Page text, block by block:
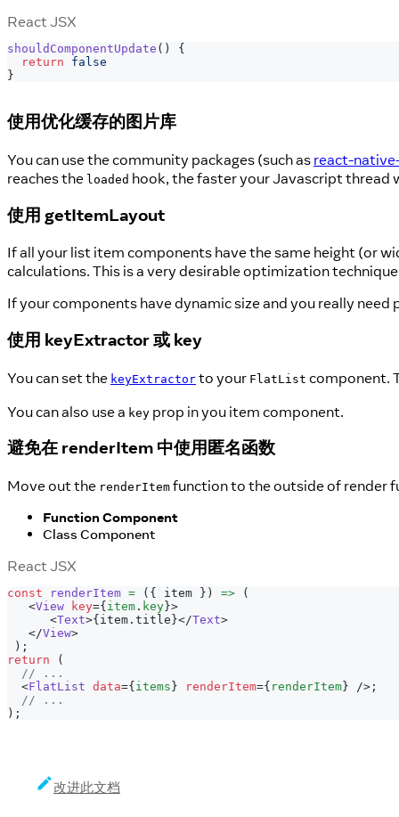
React JSX
shouldComponentUpdate ( )
{
return
false
}
使用优化缓存的图片库
You can use the community packages (such as react-
reaches the loaded hook, the faster your Javascript thread
使用 getItemLayout
If all your list item components have the same height (or
calculations. This is a very desirable optimization
If your components have dynamic size and you really
使用 keyExtractor 或 key
You can set the keyExtractor to your FlatList component.
You can also use a key prop in you item component.
避免在 renderItem 中使用匿名函数
Move out the renderItem function to the outside of render
Function Component
Class Component
React JSX
const renderItem = ( { item } ) =>
(
<View key={ item . key }>
<Text>{ item . title }</Text>
</View>
) ;
return
(
// ...
<FlatList data={ items } renderItem={ renderItem } /> ;
// ...
) ;
改进此文档